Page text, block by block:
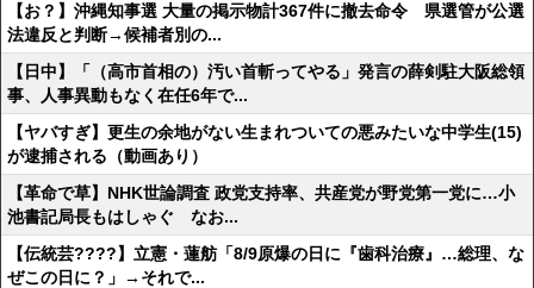
【お？】沖縄知事選 大量の掲示物計367件に撤去命令 県選管が公選
法違反と判断→候補者別の...
【日中】「（高市首相の）汚い首斬ってやる」発言の薛剣駐大阪総領
事、人事異動もなく在任6年で...
【ヤバすぎ】更生の余地がない生まれついての悪みたいな中学生(15)
が逮捕される（動画あり）
【革命で草】NHK世論調査 政党支持率、共産党が野党第一党に…小
池書記局長もはしゃぐ なお...
【伝統芸????】立憲・蓮舫「8/9原爆の日に『歯科治療』…総理、な
ぜこの日に？」→それで...